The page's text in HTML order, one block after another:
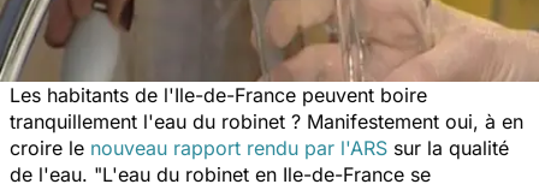
Les habitants de l'Ile-de-France peuvent boire
tranquillement l'eau du robinet ? Manifestement oui, à en
croire le nouveau rapport rendu par l'ARS sur la qualité
de l'eau. "L'eau du robinet en Ile-de-France se